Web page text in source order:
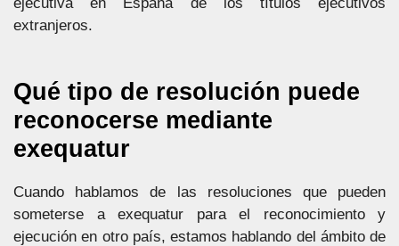
extranjeros.
Qué tipo de resolución puede
reconocerse mediante
exequatur
Cuando hablamos de las resoluciones que pueden
someterse a exequatur para el reconocimiento y
ejecución en otro país, estamos hablando del ámbito de